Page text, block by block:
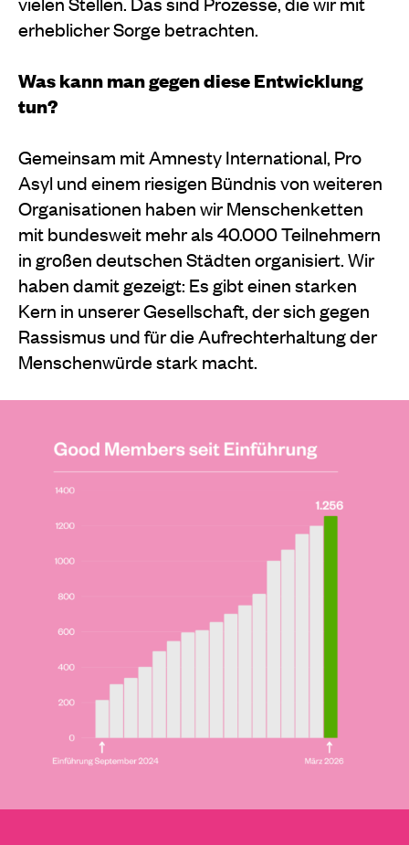
erheblicher Sorge betrachten.
Was kann man gegen diese Entwicklung
tun?
Gemeinsam mit Amnesty International, Pro
Asyl und einem riesigen Bündnis von weiteren
Organisationen haben wir Menschenketten
mit bundesweit mehr als 40.000 Teilnehmern
in großen deutschen Städten organisiert. Wir
haben damit gezeigt: Es gibt einen starken
Kern in unserer Gesellschaft, der sich gegen
Rassismus und für die Aufrechterhaltung der
Menschenwürde stark macht.